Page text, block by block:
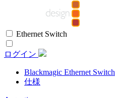
Ethernet Switch
ログイン
Blackmagic Ethernet Switch
仕様